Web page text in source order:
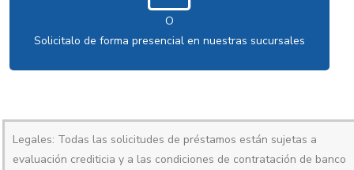
O
Solicitalo de forma presencial en nuestras sucursales
Legales: Todas las solicitudes de préstamos están sujetas a
evaluación crediticia y a las condiciones de contratación de banco